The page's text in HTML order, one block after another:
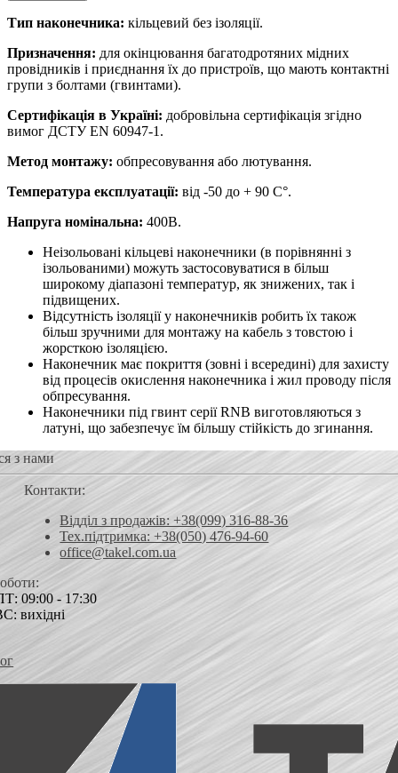
Тип наконечника: кільцевий без ізоляції.
Призначення: для окінцювання багатодротяних мідних
провідників і приєднання їх до пристроїв, що мають контактні
групи з болтами (гвинтами).
Сертифікація в Україні: добровільна сертифікація згідно
вимог ДСТУ EN 60947-1.
Метод монтажу: обпресовування або лютування.
Температура експлуатації: від -50 до + 90 С°.
Напруга номінальна: 400В.
Неізольовані кільцеві наконечники (в порівнянні з
ізольованими) можуть застосовуватися в більш
широкому діапазоні температур, як знижених, так і
підвищених.
Відсутність ізоляції у наконечників робить їх також
більш зручними для монтажу на кабель з товстою і
жорсткою ізоляцією.
Наконечник має покриття (зовні і всередині) для захисту
від процесів окислення наконечника і жил проводу після
обпресування.
Наконечники під гвинт серії RNB виготовляються з
латуні, що забезпечує їм більшу стійкість до згинання.
з нами
Контакти:
Відділ з продажів: +38(099) 316-88-36
Тех.підтримка: +38(050) 476-94-60
office@takel.com.ua
09:00 - 17:30
вихідні